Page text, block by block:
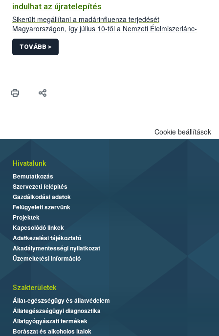
indulhat az újratelepítés
Sikerült megállítani a madárinfluenza terjedését
Magyarországon, így július 10-től a Nemzeti Élelmiszerlánc-
biztonsági Hivatal elrendelte a megfigyelési körzetek feloldását.
Az intézkedéssel párhuzamosan – szigorú hatósági kontroll
mellett – megkezdődhet az érintett telepek újratelepítése is.
TOVÁBB >
Cookie beállítások
Hivatalunk
Bemutatkozás
Szervezeti felépítés
Gazdálkodási adatok
Felügyeleti szervünk
Projektek
Kapcsolódó linkek
Adatkezelési tájékoztató
Akadálymentességi nyilatkozat
Üzemeltetési információ
Szakterületek
Állat-egészségügy és állatvédelem
Állategészségügyi diagnosztika
Állatgyógyászati termékek
Borászat és alkoholos italok